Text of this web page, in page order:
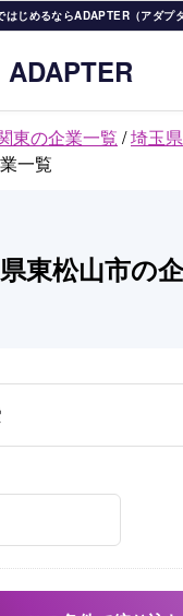
じめるならADAPTER（アダプタ
ADAPTER
東の企業一覧 /埼玉
一覧
東松山市の